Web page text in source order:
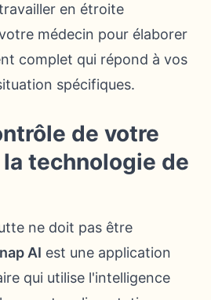
en étroite
médecin pour élaborer
complet qui répond à vos
spécifiques.
de votre
technologie de
ne doit pas être
AI est une application
qui utilise l'intelligence